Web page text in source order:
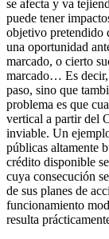
se afecta y va
puede tener
objetivo pretendido
una oportunidad
marcado, o cierto
marcado… Es decir,
paso, sino que
problema es que
vertical a partir del
inviable. Un
públicas altamente
crédito disponible
cuya consecución
de sus planes de
funcionamiento
resulta